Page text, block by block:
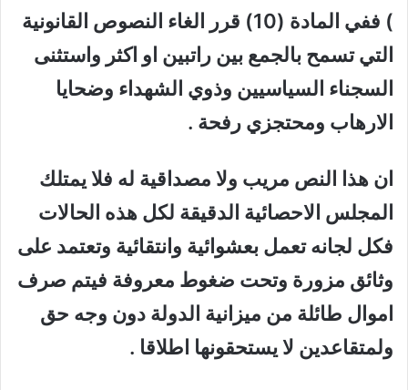
) ففي المادة (10) قرر الغاء النصوص القانونية
التي تسمح بالجمع بين راتبين او اكثر واستثنى
السجناء السياسيين وذوي الشهداء وضحايا
الارهاب ومحتجزي رفحة .
ان هذا النص مريب ولا مصداقية له فلا يمتلك
المجلس الاحصائية الدقيقة لكل هذه الحالات
فكل لجانه تعمل بعشوائية وانتقائية وتعتمد على
وثائق مزورة وتحت ضغوط معروفة فيتم صرف
اموال طائلة من ميزانية الدولة دون وجه حق
ولمتقاعدين لا يستحقونها اطلاقا .